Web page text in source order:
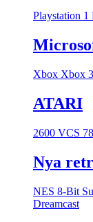
Playstation 1
Xbox Xbox
ATARI
2600 VCS
Nya
NES 8-Bit
Dreamcast